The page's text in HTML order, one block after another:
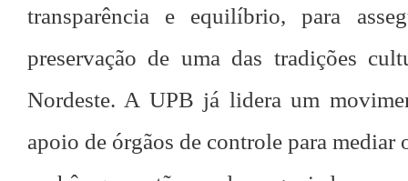
transparência e equilíbrio, para
preservação de uma das tradições
Nordeste. A UPB já lidera um
apoio de órgãos de controle para mediar